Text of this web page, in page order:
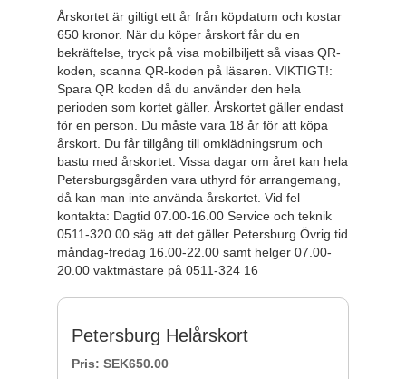
Årskortet är giltigt ett år från köpdatum och kostar
650 kronor. När du köper årskort får du en
bekräftelse, tryck på visa mobilbiljett så visas QR-
koden, scanna QR-koden på läsaren. VIKTIGT!:
Spara QR koden då du använder den hela
perioden som kortet gäller. Årskortet gäller endast
för en person. Du måste vara 18 år för att köpa
årskort. Du får tillgång till omklädningsrum och
bastu med årskortet. Vissa dagar om året kan hela
Petersburgsgården vara uthyrd för arrangemang,
då kan man inte använda årskortet. Vid fel
kontakta: Dagtid 07.00-16.00 Service och teknik
0511-320 00 säg att det gäller Petersburg Övrig tid
måndag-fredag 16.00-22.00 samt helger 07.00-
20.00 vaktmästare på 0511-324 16
Petersburg Helårskort
Pris: SEK650.00